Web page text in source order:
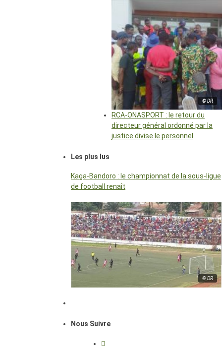
© DR
RCA-ONASPORT : le retour du
directeur général ordonné par la
justice divise le personnel
Les plus lus
Kaga-Bandoro : le championnat de la sous-ligue
de football renaît
© DR
Nous Suivre